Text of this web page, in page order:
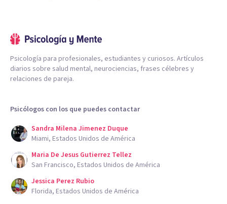
Psicología para profesionales, estudiantes y curiosos. Artículos
diarios sobre salud mental, neurociencias, frases célebres y
relaciones de pareja.
Psicólogos con los que puedes contactar
Sandra Milena Jimenez Duque
Miami, Estados Unidos de América
Maria De Jesus Gutierrez Tellez
San Francisco, Estados Unidos de América
Jessica Perez Rubio
Florida, Estados Unidos de América